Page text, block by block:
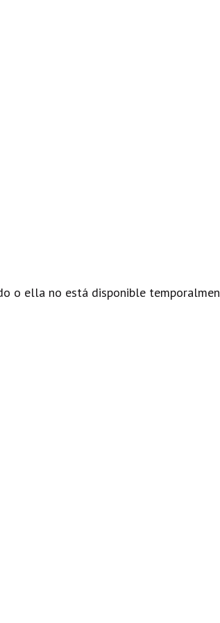
o ella no está disponible